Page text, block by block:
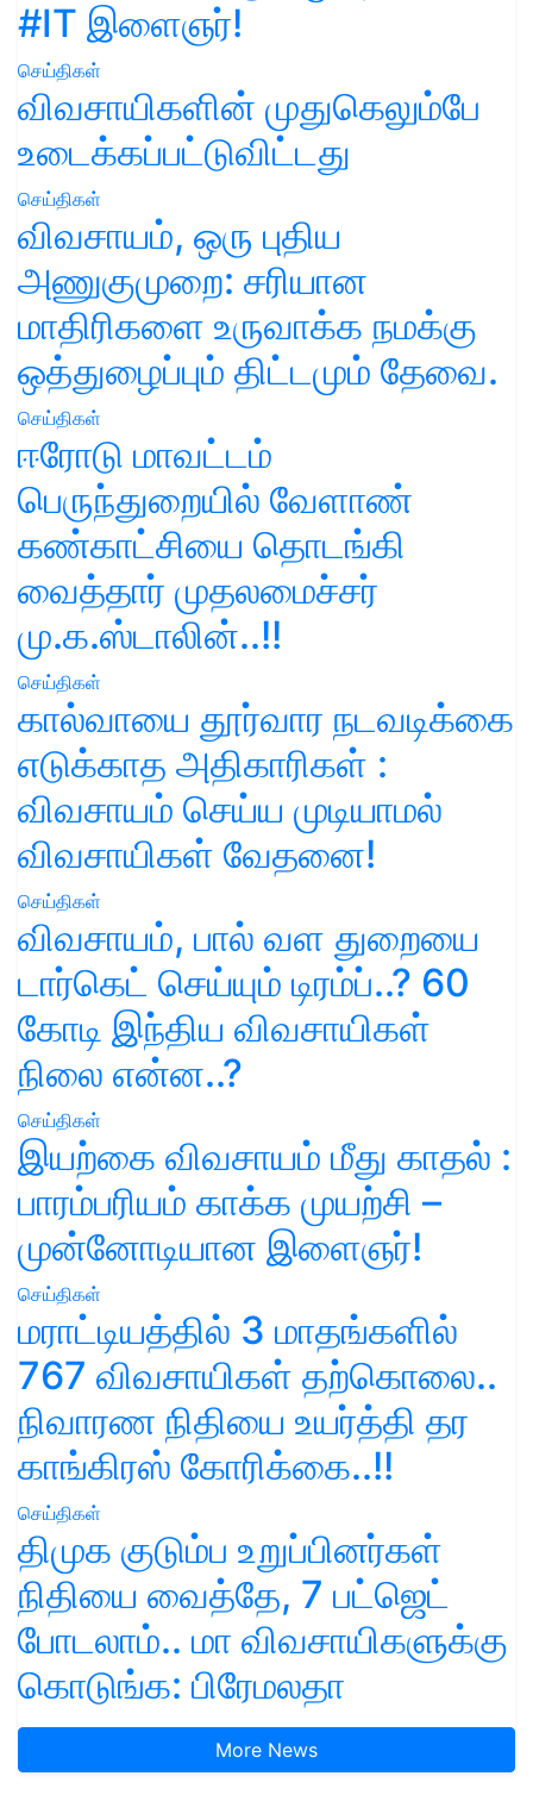
#IT இளைஞர்!
செய்திகள்
விவசாயிகளின் முதுகெலும்பே
உடைக்கப்பட்டுவிட்டது
செய்திகள்
விவசாயம், ஒரு புதிய
அணுகுமுறை: சரியான
மாதிரிகளை உருவாக்க நமக்கு
ஒத்துழைப்பும் திட்டமும் தேவை.
செய்திகள்
ஈரோடு மாவட்டம்
பெருந்துறையில் வேளாண்
கண்காட்சியை தொடங்கி
வைத்தார் முதலமைச்சர்
மு.க.ஸ்டாலின்..!!
செய்திகள்
கால்வாயை தூர்வார நடவடிக்கை
எடுக்காத அதிகாரிகள் :
விவசாயம் செய்ய முடியாமல்
விவசாயிகள் வேதனை!
செய்திகள்
விவசாயம், பால் வள துறையை
டார்கெட் செய்யும் டிரம்ப்..? 60
கோடி இந்திய விவசாயிகள்
நிலை என்ன..?
செய்திகள்
இயற்கை விவசாயம் மீது காதல் :
பாரம்பரியம் காக்க முயற்சி –
முன்னோடியான இளைஞர்!
செய்திகள்
மராட்டியத்தில் 3 மாதங்களில்
767 விவசாயிகள் தற்கொலை..
நிவாரண நிதியை உயர்த்தி தர
காங்கிரஸ் கோரிக்கை..!!
செய்திகள்
திமுக குடும்ப உறுப்பினர்கள்
நிதியை வைத்தே, 7 பட்ஜெட்
போடலாம்.. மா விவசாயிகளுக்கு
கொடுங்க: பிரேமலதா
More News